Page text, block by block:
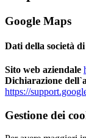
Google Maps
Dati della società
Sito web aziendale
Dichiarazione
https://
Gestione dei